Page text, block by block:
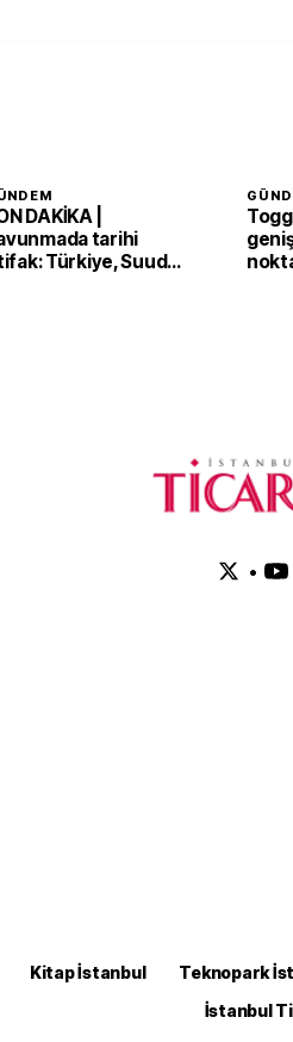
DAKİKA |
tarihi
Türkiye, Suudi
•
Kitap İstanbul Teknopark
İstanbul